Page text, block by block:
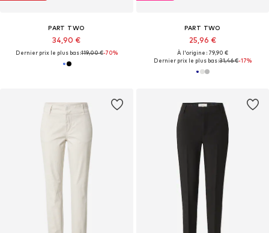
PART TWO
34,90 €
Dernier prix le plus bas :119,00 €-70%
PART TWO
25,96 €
À l'origine : 79,90 €
Dernier prix le plus bas :31,46 €-17%